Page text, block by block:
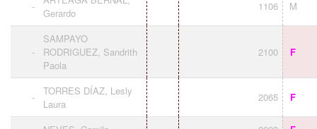
-
Gerardo
1106 M
-
SAMPAYO
RODRIGUEZ, Sandrith
Paola
2100 F
-
TORRES DÍAZ, Lesly
Laura
2065 F